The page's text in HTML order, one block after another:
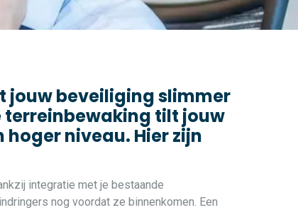
jouw beveiliging slimmer
tilt jouw
niveau. Hier zijn
integratie met je bestaande
nog voordat ze binnenkomen. Een